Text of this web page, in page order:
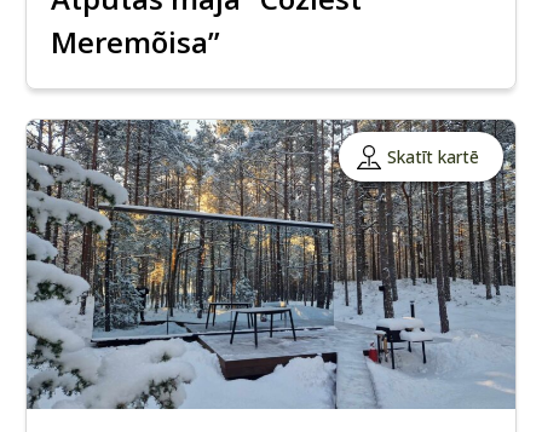
Meremõisa”
Skatīt kartē